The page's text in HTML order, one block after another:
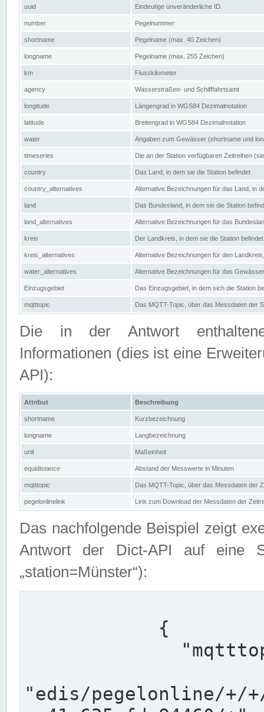
uuid Eindeutige unveränderliche ID.
number Pegelnummer
shortname Pegelname (max. 40 Zeichen)
longname Pegelname (max. 255 Zeichen)
km Flusskilometer
agency Wasserstraßen- und Schifffahrtsamt
longitude Längengrad in WGS84 Dezimalnotation
latitude Breitengrad in WGS84 Dezimalnotation
water Angaben zum Gewässer (shortname und
timeseries Die an der Station verfügbaren Zeitreihen
country Das Land, in dem sie die Station befindet
country_alternatives Alternative Bezeichnungen für das Land, in
land Das Bundesland, in dem sie die Station
land_alternatives Alternative Bezeichnungen für das
kreis Der Landkreis, in dem sie die Station befindet
kreis_alternatives Alternative Bezeichnungen für den
water_alternatives Alternative Bezeichnungen für das
Einzugsgebiet Das Einzugsgebiet, in dem sich die Station
mqtttopic Das MQTT-Topic, über das Messdaten der
Die in der Antwort
Informationen (dies ist eine
API):
Attribut Beschreibung
shortname Kurzbezeichnung
longname Langbezeichnung
unit Maßeinheit
equidistance Abstand der Messwerte in Minuten
mqtttopic Das MQTT-Topic, über das Messdaten der
pegelonlinelink Link zum Download der Messdaten der
Das nachfolgende Beispiel zeigt
Antwort der Dict-API auf eine
„station=Münster“):
"edis/pegelonline/+/